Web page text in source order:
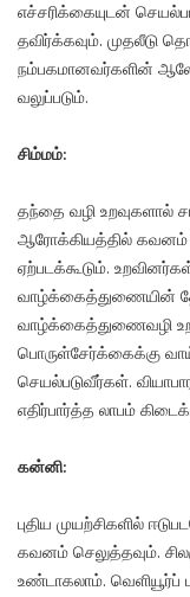
எச்சரிக்கையுடன்
தவிர்க்கவும். முதலீடு
நம்பகமானவர்களின்
வலுப்படும்.
சிம்மம்:
தந்தை வழி உறவுகளால்
ஆரோக்கியத்தில் கவனம்
ஏற்படக்கூடும்.
வாழ்க்கைத்துணையின்
வாழ்க்கைத்துணைவழி
பொருள்சேர்க்கைக்கு
செயல்படுவீர்கள்.
எதிர்பார்த்த லாபம்
கன்னி:
புதிய முயற்சிகளில்
கவனம் செலுத்தவும்.
உண்டாகலாம்.